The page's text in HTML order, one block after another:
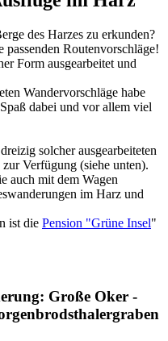
des Harzes zu erkunden?
Routenvorschläge!
Form ausgearbeitet und
Wandervorschläge habe
dabei und vor allem viel
solcher ausgearbeiteten
Verfügung (siehe unten).
auch mit dem Wagen
im Harz und
ist die Pension "Grüne Insel"
Große Oker -